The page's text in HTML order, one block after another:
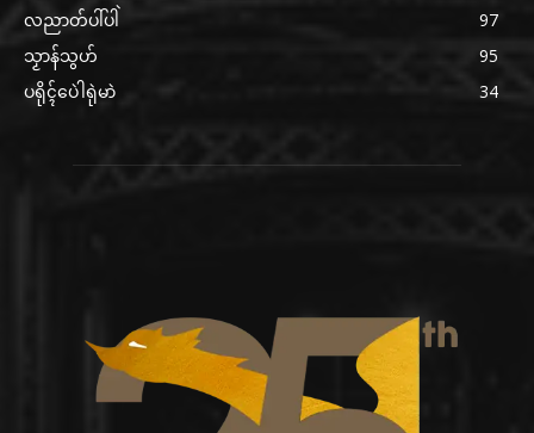
လညာတ်ပါ်ပါဲ
97
သၟာန်သွဟ်
95
ပရိုၚ်ပေဲါရုဲမာဲ
34